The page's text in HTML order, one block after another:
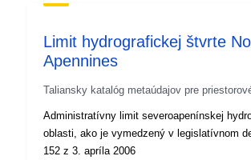
Limit hydrografickej štvrte
Apennines
Taliansky katalóg metaúdajov pre
Administratívny limit severoapenínskej
oblasti, ako je vymedzený v legislatívnom
152 z 3. apríla 2006